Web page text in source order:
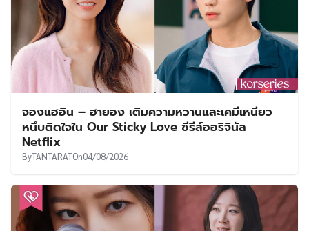
จองแฮอิน – ฮายอง เติมความหวานและเคมีเหนียว
หนึบติดใจใน Our Sticky Love ซีรีส์ออริจินัล
Netflix
ByTANTARATOn04/08/2026